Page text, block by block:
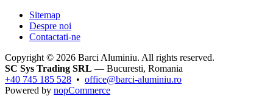
Sitemap
Despre noi
Contactati-ne
Copyright © 2026 Barci Aluminiu. All rights reserved.
SC Sys Trading SRL — Bucuresti, Romania
+40 745 185 528 • office@barci-aluminiu.ro
Powered by nopCommerce